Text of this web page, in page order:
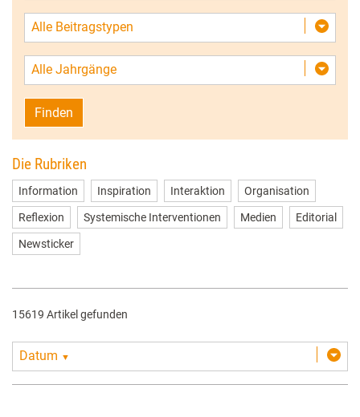
Alle Beitragstypen
Alle Jahrgänge
Finden
Die Rubriken
Information Inspiration Interaktion Organisation
Reflexion Systemische Interventionen Medien Editorial
Newsticker
15619 Artikel gefunden
Datum ▼